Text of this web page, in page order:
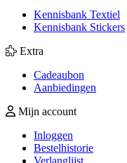
Kennisbank Textiel
Kennisbank Stickers
Extra
Cadeaubon
Aanbiedingen
Mijn account
Inloggen
Bestelhistorie
Verlanglijst